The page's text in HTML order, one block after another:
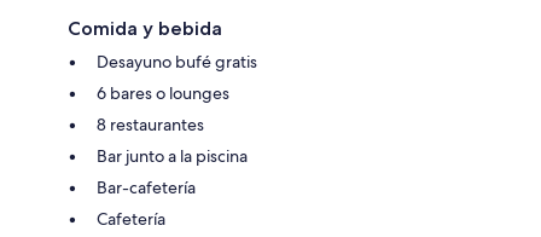
Comida y bebida
Desayuno bufé gratis
6 bares o lounges
8 restaurantes
Bar junto a la piscina
Bar-cafetería
Cafetería